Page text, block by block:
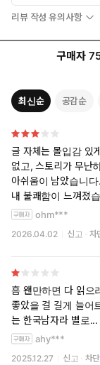
리뷰 작성 유의사항
구매자
최신순 공감순
글 자체는 몰입감 있
없고, 스토리가 무난
아쉬움이 남았습니
내 불쾌함이 느껴졌
주인공이 제일 비호
구요. 서사에 설득
력적인 인물 역시 없
이런 경우에는 스토
읽은 보람이 있다고
고, 인물들도 모두 비
읽는 동안은 흥미진
않을 것 같습니다.
ohm***
2026.04.02 신고 차
흠 왠만하면 다 읽으
좋았을 걸 길게 늘어
는 한국남자라 별로...
ahy***
2025.12.27 신고 차단